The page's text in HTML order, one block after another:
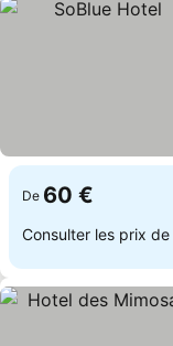
De 60 €
Consulter les prix de